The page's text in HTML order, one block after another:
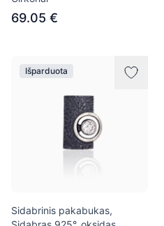
69.05 €
Išparduota
Sidabrinis pakabukas,